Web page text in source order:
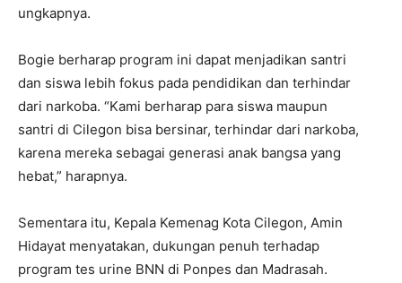
ungkapnya.
Bogie berharap program ini dapat menjadikan santri
dan siswa lebih fokus pada pendidikan dan terhindar
dari narkoba. “Kami berharap para siswa maupun
santri di Cilegon bisa bersinar, terhindar dari narkoba,
karena mereka sebagai generasi anak bangsa yang
hebat,” harapnya.
Sementara itu, Kepala Kemenag Kota Cilegon, Amin
Hidayat menyatakan, dukungan penuh terhadap
program tes urine BNN di Ponpes dan Madrasah.